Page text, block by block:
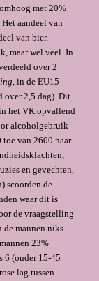
met 20%
aan­deel van
van bier.
maar wel veel. In
over 2
, in de EU15
over 2,5 dag). Dit
het VK opvallend
alcoholgebruik
toe van 2600 naar
en ge­vechten,
scoorden de
waar dit is
de vraagstelling
de mannen niks.
23%
6 (onder 15-45
lag tussen